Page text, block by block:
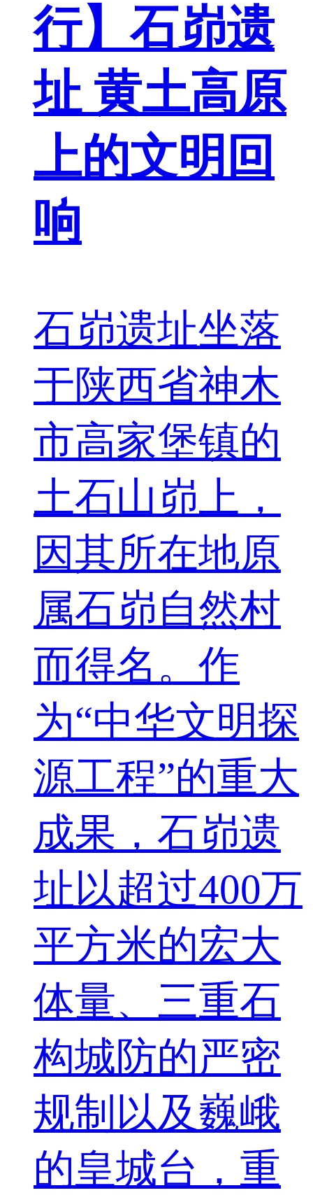
行】石峁遗
址 黄土高原
上的文明回
响
石峁遗址坐落
于陕西省神木
市高家堡镇的
土石山峁上，
因其所在地原
属石峁自然村
而得名。作
为“中华文明探
源工程”的重大
成果，石峁遗
址以超过400万
平方米的宏大
体量、三重石
构城防的严密
规制以及巍峨
的皇城台，重